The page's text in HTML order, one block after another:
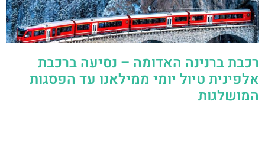
רכבת ברנינה האדומה – נסיעה ברכבת
אלפינית טיול יומי ממילאנו עד הפסגות
המושלגות